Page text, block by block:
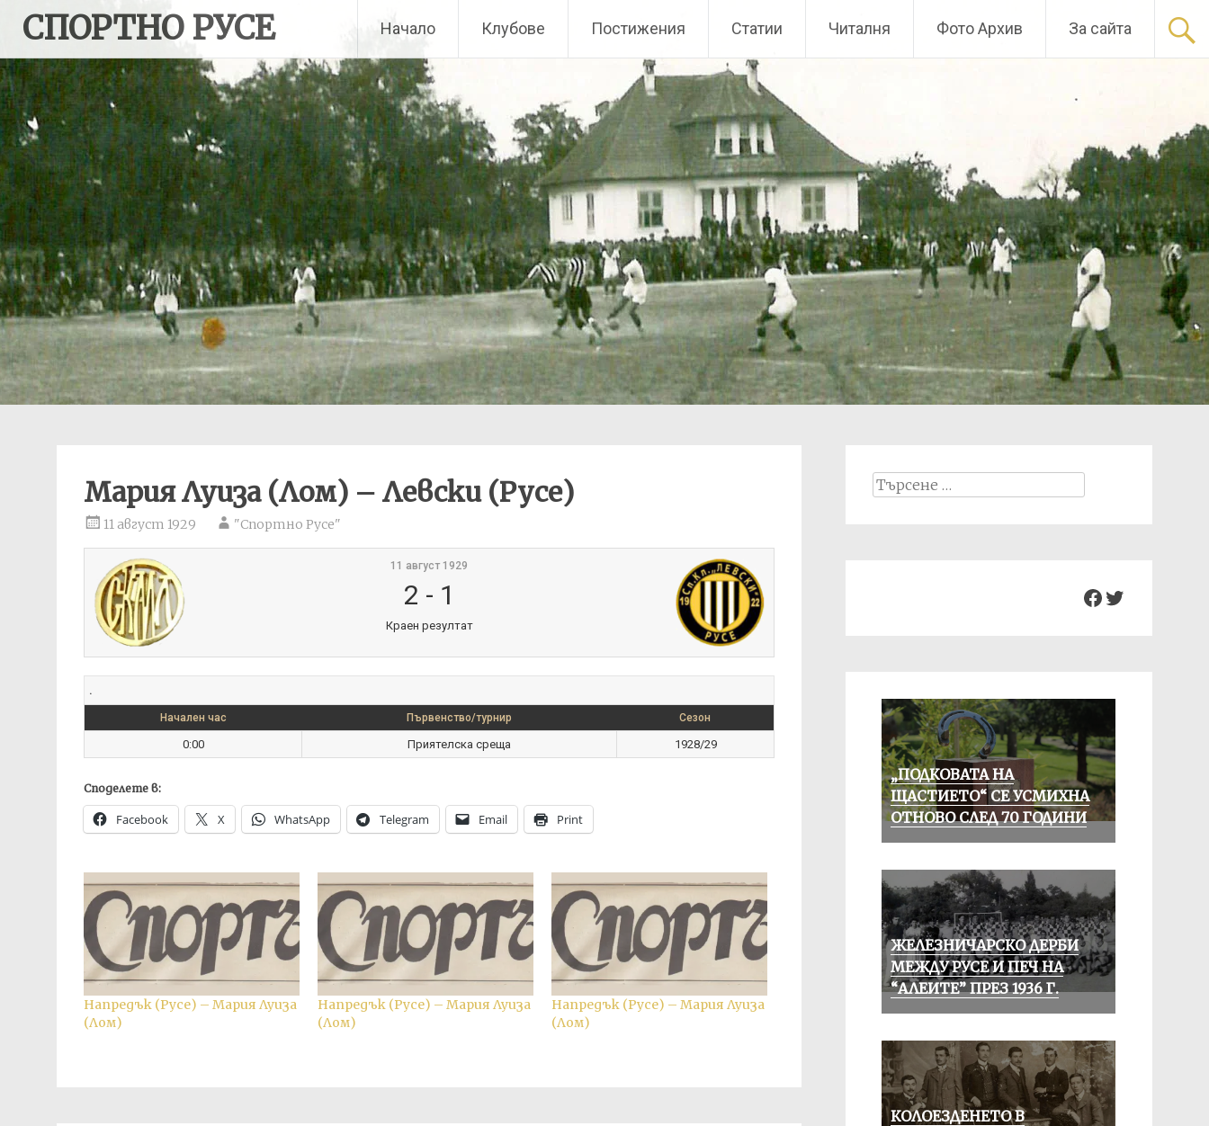
content
СПОРТНО РУСЕ Начало Клубове Постижения Статии Читалня Фото Архив За сайта
Мария Луиза (Лом) – Левски (Русе)
11 август 1929 "Спортно Русе"
11 август 1929
2 - 1
Краен резултат
.
Начален час Първенство/турнир Сезон
0:00 Приятелска среща 1928/29
Споделете в:
Facebook X WhatsApp Telegram Email Print
Напредък (Русе) – Мария Луиза
(Лом)
Напредък (Русе) – Мария Луиза
(Лом)
Напредък (Русе) – Мария Луиза
(Лом)
Search
Facebook
Twitter
„ПОДКОВАТА НА
ЩАСТИЕТО“ СЕ УСМИХНА
ОТНОВО СЛЕД 70 ГОДИНИ
ЖЕЛЕЗНИЧАРСКО ДЕРБИ
МЕЖДУ РУСЕ И ПЕЧ НА
“АЛЕИТЕ” ПРЕЗ 1936 Г.
КОЛОЕЗДЕНЕТО В